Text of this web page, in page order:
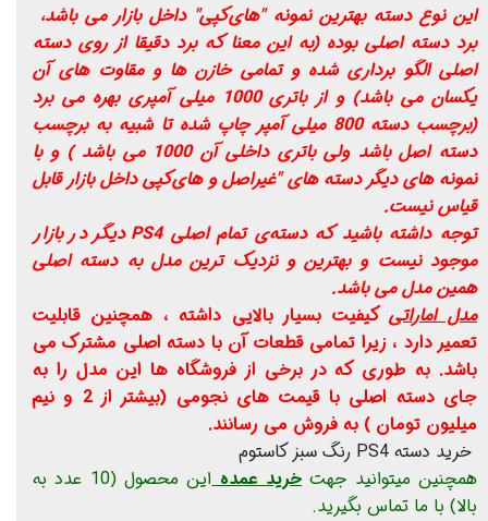
این نوع دسته بهترین نمونه "های‌کپی" داخل بازار می باشد،
برد دسته اصلی بوده (به این معنا که برد دقیقا از روی دسته
اصلی الگو برداری شده و تمامی خازن ها و مقاوت های آن
یکسان می باشد) و از باتری 1000 میلی آمپری بهره می برد
(برچسب دسته 800 میلی آمپر چاپ شده تا شبیه به برچسب
دسته اصل باشد ولی باتری داخلی آن 1000 می باشد ) و با
نمونه های دیگر دسته های "غیراصل و های‌کپی داخل بازار قابل
قیاس نیست.
توجه داشته باشید که دسته‌ی تمام اصلی PS4 دیگر در بازار
موجود نیست و بهترین و نزدیک ترین مدل به دسته اصلی
همین مدل می باشد.
مدل اماراتیکیفیت بسیار بالایی داشته ، همچنین قابلیت
تعمیر دارد ، زیرا تمامی قطعات آن با دسته اصلی مشترک می
باشد. به طوری که در برخی از فروشگاه ها این مدل را به
جای دسته اصلی با قیمت های نجومی (بیشتر از 2 و نیم
میلیون تومان ) به فروش می رسانند.
خرید دسته PS4 رنگ سبز کاستوم
همچنین میتوانید جهت خرید عمده
این محصول (10 عدد به
بالا) با ما تماس بگیرید.